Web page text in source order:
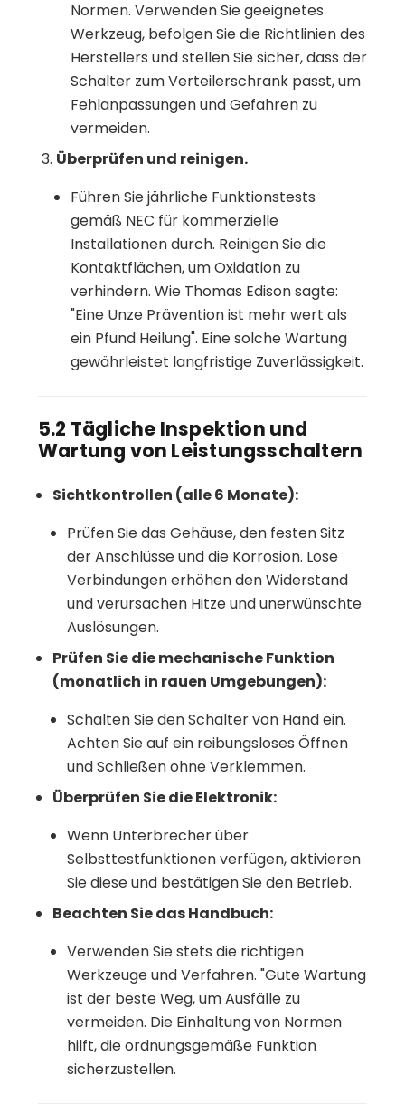
Normen. Verwenden Sie geeignetes
Werkzeug, befolgen Sie die Richtlinien des
Herstellers und stellen Sie sicher, dass der
Schalter zum Verteilerschrank passt, um
Fehlanpassungen und Gefahren zu
vermeiden.
Überprüfen und reinigen.
Führen Sie jährliche Funktionstests
gemäß NEC für kommerzielle
Installationen durch. Reinigen Sie die
Kontaktflächen, um Oxidation zu
verhindern. Wie Thomas Edison sagte:
"Eine Unze Prävention ist mehr wert als
ein Pfund Heilung". Eine solche Wartung
gewährleistet langfristige Zuverlässigkeit.
5.2 Tägliche Inspektion und
Wartung von Leistungsschaltern
Sichtkontrollen (alle 6 Monate):
Prüfen Sie das Gehäuse, den festen Sitz
der Anschlüsse und die Korrosion. Lose
Verbindungen erhöhen den Widerstand
und verursachen Hitze und unerwünschte
Auslösungen.
Prüfen Sie die mechanische Funktion
(monatlich in rauen Umgebungen):
Schalten Sie den Schalter von Hand ein.
Achten Sie auf ein reibungsloses Öffnen
und Schließen ohne Verklemmen.
Überprüfen Sie die Elektronik:
Wenn Unterbrecher über
Selbsttestfunktionen verfügen, aktivieren
Sie diese und bestätigen Sie den Betrieb.
Beachten Sie das Handbuch:
Verwenden Sie stets die richtigen
Werkzeuge und Verfahren. "Gute Wartung
ist der beste Weg, um Ausfälle zu
vermeiden. Die Einhaltung von Normen
hilft, die ordnungsgemäße Funktion
sicherzustellen.